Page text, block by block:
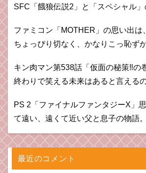
SFC「餓狼伝説2」と「スペシャル
ファミコン「MOTHER」の思い出は
ちょっぴり切なく、かなりこっ恥ず
キン肉マン第538話「仮面の秘策‼︎の
終わりで笑える未来はあると言える
PS 2「ファイナルファンタジーX」
て遠い、遠くて近い父と息子の物語。
最近のコメント